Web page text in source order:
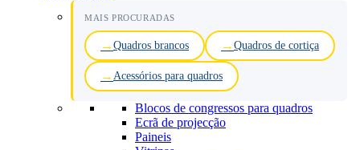
MAIS PROCURADAS
Quadros brancos Quadros de cortiça
Acessórios para quadros
Blocos de congressos para quadros
Ecrã de projecção
Paineis